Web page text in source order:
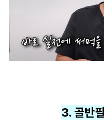
3. 골반